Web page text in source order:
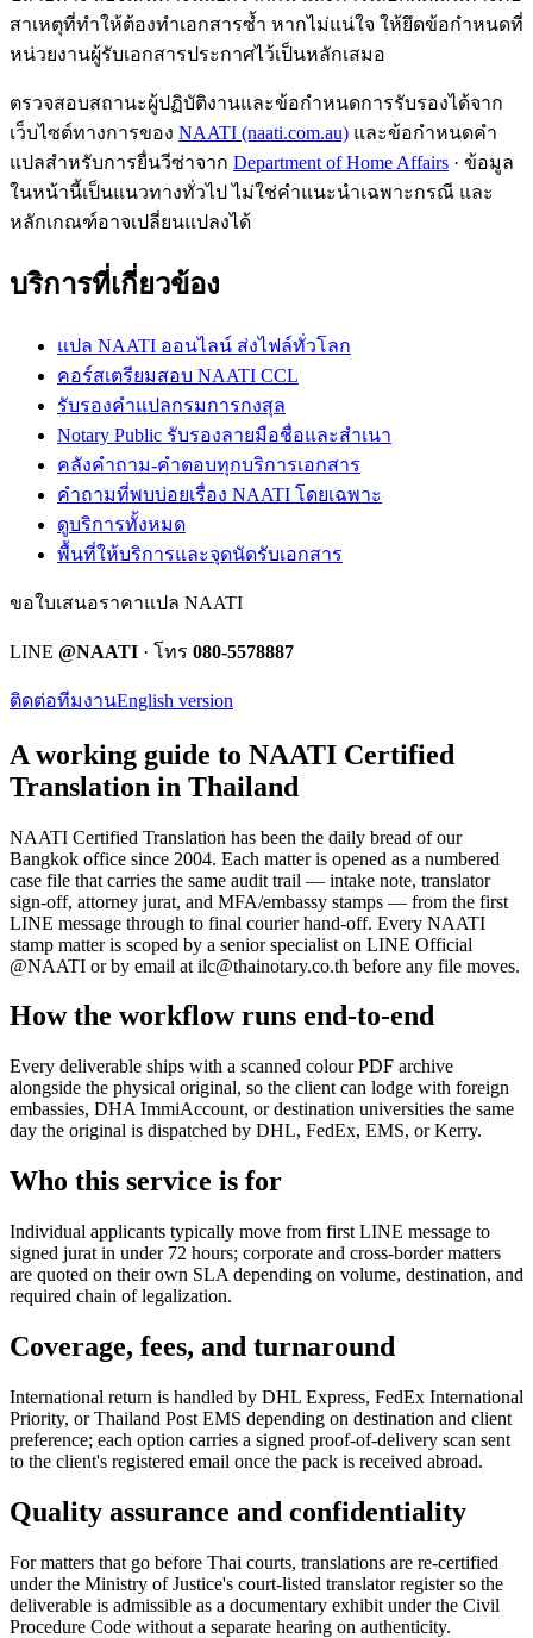
สาเหตุที่ทำให้ต้องทำเอกสารซ้ำ หากไม่แน่ใจ ให้ยึดข้อกำหนดที่
หน่วยงานผู้รับเอกสารประกาศไว้เป็นหลักเสมอ
ตรวจสอบสถานะผู้ปฏิบัติงานและข้อกำหนดการรับรองได้จาก
เว็บไซต์ทางการของ NAATI (naati.com.au) และข้อกำหนดคำ
แปลสำหรับการยื่นวีซ่าจาก Department of Home Affairs · ข้อมูล
ในหน้านี้เป็นแนวทางทั่วไป ไม่ใช่คำแนะนำเฉพาะกรณี และ
หลักเกณฑ์อาจเปลี่ยนแปลงได้
บริการที่เกี่ยวข้อง
แปล NAATI ออนไลน์ ส่งไฟล์ทั่วโลก
คอร์สเตรียมสอบ NAATI CCL
รับรองคำแปลกรมการกงสุล
Notary Public รับรองลายมือชื่อและสำเนา
คลังคำถาม-คำตอบทุกบริการเอกสาร
คำถามที่พบบ่อยเรื่อง NAATI โดยเฉพาะ
ดูบริการทั้งหมด
พื้นที่ให้บริการและจุดนัดรับเอกสาร
ขอใบเสนอราคาแปล NAATI
LINE @NAATI · โทร 080-5578887
ติดต่อทีมงานEnglish version
A working guide to NAATI Certified
Translation in Thailand
NAATI Certified Translation has been the daily bread of our
Bangkok office since 2004. Each matter is opened as a numbered
case file that carries the same audit trail — intake note, translator
sign-off, attorney jurat, and MFA/embassy stamps — from the first
LINE message through to final courier hand-off. Every NAATI
stamp matter is scoped by a senior specialist on LINE Official
@NAATI or by email at ilc@thainotary.co.th before any file moves.
How the workflow runs end-to-end
Every deliverable ships with a scanned colour PDF archive
alongside the physical original, so the client can lodge with foreign
embassies, DHA ImmiAccount, or destination universities the same
day the original is dispatched by DHL, FedEx, EMS, or Kerry.
Who this service is for
Individual applicants typically move from first LINE message to
signed jurat in under 72 hours; corporate and cross-border matters
are quoted on their own SLA depending on volume, destination, and
required chain of legalization.
Coverage, fees, and turnaround
International return is handled by DHL Express, FedEx International
Priority, or Thailand Post EMS depending on destination and client
preference; each option carries a signed proof-of-delivery scan sent
to the client's registered email once the pack is received abroad.
Quality assurance and confidentiality
For matters that go before Thai courts, translations are re-certified
under the Ministry of Justice's court-listed translator register so the
deliverable is admissible as a documentary exhibit under the Civil
Procedure Code without a separate hearing on authenticity.